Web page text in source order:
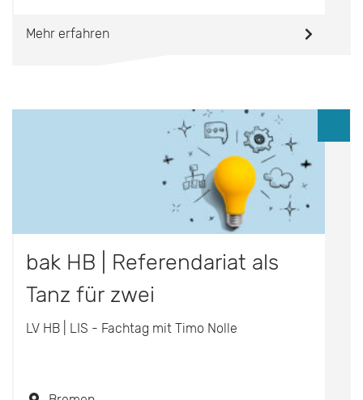
Mehr erfahren
bak HB | Referendariat als
Tanz für zwei
LV HB | LIS - Fachtag mit Timo Nolle